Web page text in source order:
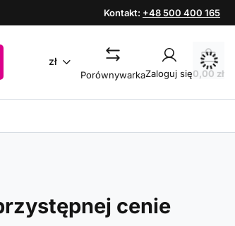
Kontakt: +48 500 400 165
zł
PorównywarkaZaloguj się0,00 zł
cenie